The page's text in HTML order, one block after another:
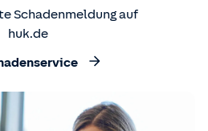
Schadenmeldung auf
huk.de